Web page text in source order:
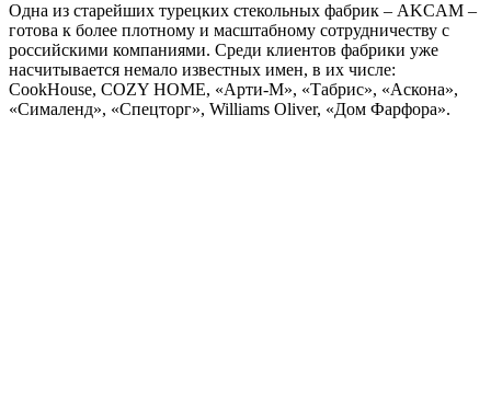
Одна из старейших турецких стекольных фабрик – AKCAM –
готова к более плотному и масштабному сотрудничеству с
российскими компаниями. Среди клиентов фабрики уже
насчитывается немало известных имен, в их числе:
CookHouse, COZY HOME, «Арти-М», «Табрис», «Аскона»,
«Сималенд», «Спецторг», Williams Oliver, «Дом Фарфора».